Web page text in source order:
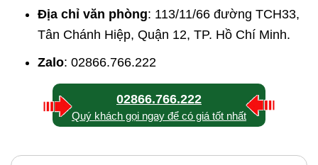
Địa chỉ văn phòng: 113/11/66 đường TCH33,
Tân Chánh Hiệp, Quận 12, TP. Hồ Chí Minh.
Zalo: 02866.766.222
02866.766.222
Quý khách gọi ngay để có giá tốt nhất